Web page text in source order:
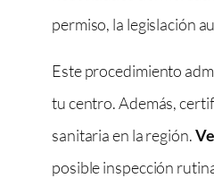
permiso, la legislación
Este procedimiento
tu centro. Además,
sanitaria en la región.
posible inspección